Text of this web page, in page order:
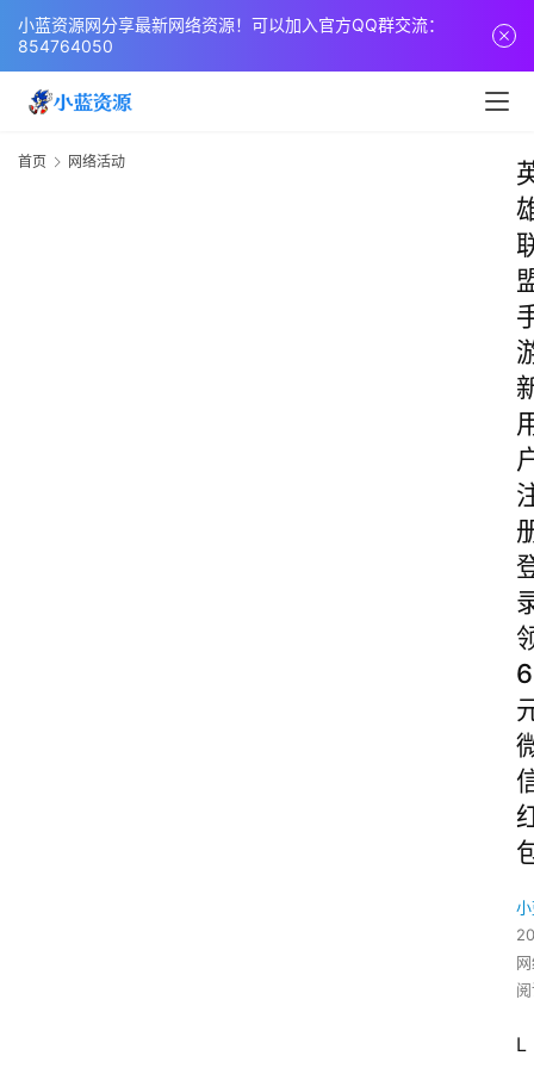
小蓝资源网分享最新网络资源！可以加入官方QQ群交流：
854764050
首页 网络活动
6
L